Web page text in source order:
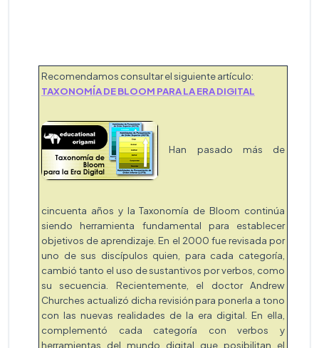
Recomendamos consultar el siguiente artículo:
TAXONOMÍA DE BLOOM PARA LA ERA DIGITAL
Han pasado más de
cincuenta años y la Taxonomía de Bloom continúa
siendo herramienta fundamental para establecer
objetivos de aprendizaje. En el 2000 fue revisada por
uno de sus discípulos quien, para cada categoría,
cambió tanto el uso de sustantivos por verbos, como
su secuencia. Recientemente, el doctor Andrew
Churches actualizó dicha revisión para ponerla a tono
con las nuevas realidades de la era digital. En ella,
complementó cada categoría con verbos y
herramientas del mundo digital que posibilitan el